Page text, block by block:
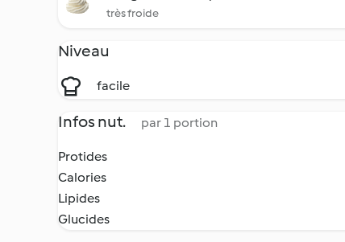
très froide
Niveau
facile
Infos nut. par 1 portion
Protides
Calories
Lipides
Glucides